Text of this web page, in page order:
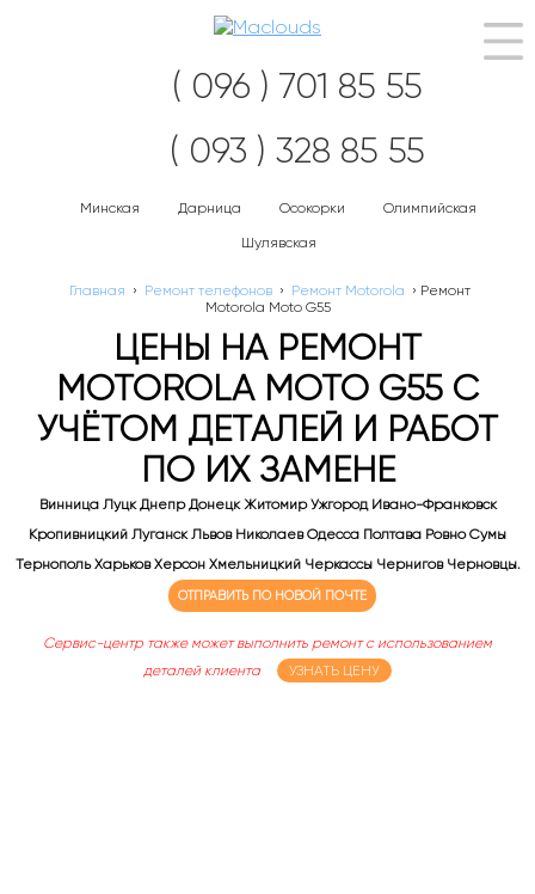
( 096 ) 701 85 55
( 093 ) 328 85 55
Минская Дарница Осокорки Олимпийская
Шулявская
Главная › Ремонт телефонов › Ремонт Motorola › Ремонт
Motorola Moto G55
ЦЕНЫ НА РЕМОНТ
MOTOROLA MOTO G55 С
УЧЁТОМ ДЕТАЛЕЙ И РАБОТ
ПО ИХ ЗАМЕНЕ
Винница Луцк Днепр Донецк Житомир Ужгород Ивано-Франковск
Кропивницкий Луганск Львов Николаев Одесса Полтава Ровно Сумы
Тернополь Харьков Херсон Хмельницкий Черкассы Чернигов Черновцы.
ОТПРАВИТЬ ПО НОВОЙ ПОЧТЕ
Сервис-центр также может выполнить ремонт с использованием
деталей клиента
УЗНАТЬ ЦЕНУ